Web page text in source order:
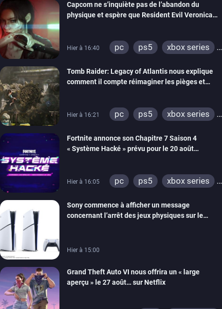
Capcom ne s’inquiète pas de l’abandon du
physique et espère que Resident Evil Veronica
Hier à 16:40 pc ps5
xbox series
Tomb Raider: Legacy of Atlantis nous explique
comment il compte réimaginer les pièges et
Hier à 16:21 pc ps5
xbox series
Fortnite annonce son Chapitre 7 Saison 4
« Système Hacké » prévu pour le 20 août
Hier à 16:05 pc ps5
xbox series
ps4
xbox one
switch 2
Sony commence à afficher un message
concernant l’arrêt des jeux physiques sur le
Hier à 15:00
Grand Theft Auto VI nous offrira un « large
aperçu » le 27 août… sur Netflix